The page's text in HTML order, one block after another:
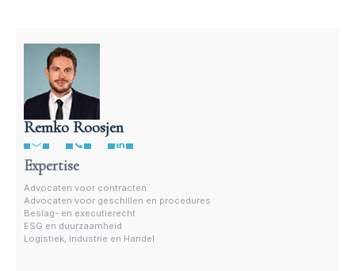
Remko Roosjen
Advocaat beslag- en executierecht • Remko Roosjen
Expertise
Advocaten voor contracten
Advocaten voor geschillen en procedures
Beslag- en executierecht
ESG en duurzaamheid
Logistiek, Industrie en Handel